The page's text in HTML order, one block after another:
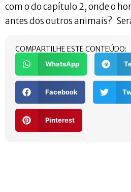
com o do capítulo 2, onde o
antes dos outros animais?
COMPARTILHE ESTE CONTEÚDO:
WhatsApp
Facebook
Pinterest